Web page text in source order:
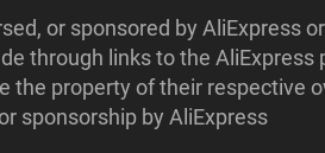
or sponsored by AliExpress
through links to the AliExpress
property of their respective
sponsorship by AliExpress.